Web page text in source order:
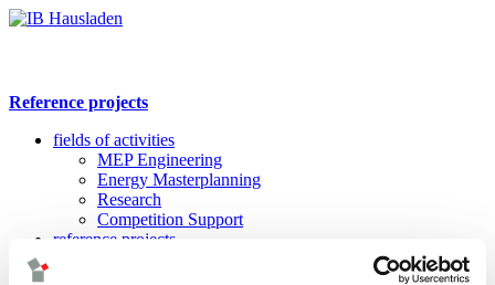
Reference projects
fields of activities
MEP Engineering
Energy Masterplanning
Research
Competition Support
reference projects